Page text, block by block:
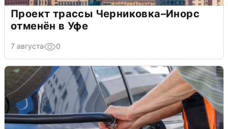
Проект трассы Черниковка–Инорс
отменён в Уфе
7 августа 0